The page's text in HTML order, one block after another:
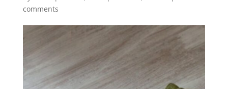
comments